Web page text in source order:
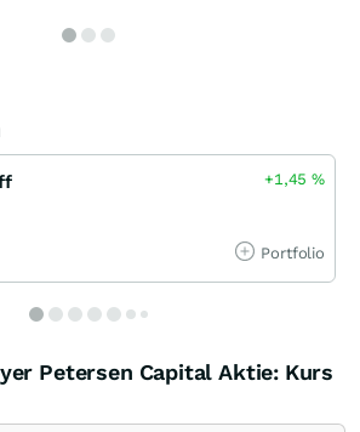
+1,45%
Portfolio
Petersen Capital Aktie: Kurs